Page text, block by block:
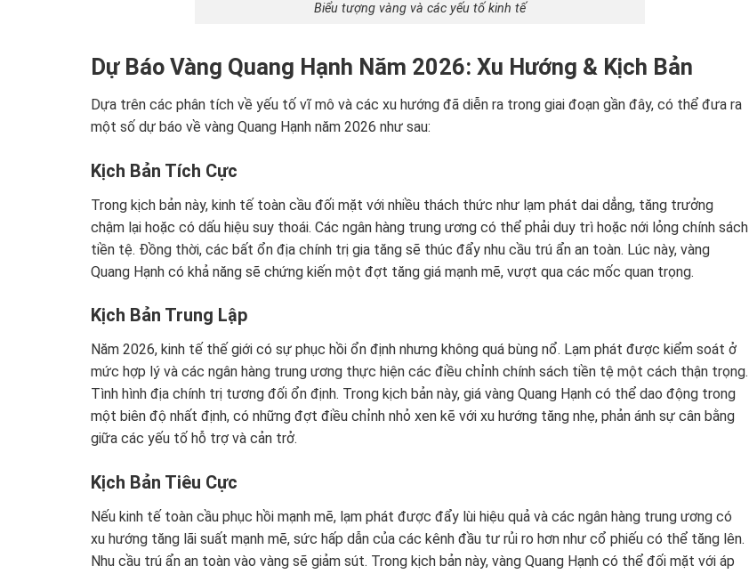
Biểu tượng vàng và các yếu tố kinh tế
Dự Báo Vàng Quang Hạnh Năm 2026: Xu Hướng & Kịch Bản
Dựa trên các phân tích về yếu tố vĩ mô và các xu hướng đã diễn ra trong giai đoạn gần đây, có thể đưa ra
một số dự báo về vàng Quang Hạnh năm 2026 như sau:
Kịch Bản Tích Cực
Trong kịch bản này, kinh tế toàn cầu đối mặt với nhiều thách thức như lạm phát dai dẳng, tăng trưởng
chậm lại hoặc có dấu hiệu suy thoái. Các ngân hàng trung ương có thể phải duy trì hoặc nới lỏng chính sách
tiền tệ. Đồng thời, các bất ổn địa chính trị gia tăng sẽ thúc đẩy nhu cầu trú ẩn an toàn. Lúc này, vàng
Quang Hạnh có khả năng sẽ chứng kiến một đợt tăng giá mạnh mẽ, vượt qua các mốc quan trọng.
Kịch Bản Trung Lập
Năm 2026, kinh tế thế giới có sự phục hồi ổn định nhưng không quá bùng nổ. Lạm phát được kiểm soát ở
mức hợp lý và các ngân hàng trung ương thực hiện các điều chỉnh chính sách tiền tệ một cách thận trọng.
Tình hình địa chính trị tương đối ổn định. Trong kịch bản này, giá vàng Quang Hạnh có thể dao động trong
một biên độ nhất định, có những đợt điều chỉnh nhỏ xen kẽ với xu hướng tăng nhẹ, phản ánh sự cân bằng
giữa các yếu tố hỗ trợ và cản trở.
Kịch Bản Tiêu Cực
Nếu kinh tế toàn cầu phục hồi mạnh mẽ, lạm phát được đẩy lùi hiệu quả và các ngân hàng trung ương có
xu hướng tăng lãi suất mạnh mẽ, sức hấp dẫn của các kênh đầu tư rủi ro hơn như cổ phiếu có thể tăng lên.
Nhu cầu trú ẩn an toàn vào vàng sẽ giảm sút. Trong kịch bản này, vàng Quang Hạnh có thể đối mặt với áp